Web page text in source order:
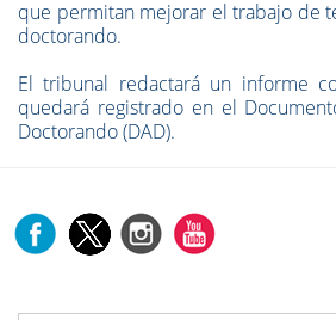
que permitan mejorar el trabajo de
doctorando.
El tribunal redactará un informe
quedará registrado en el
Doctorando (DAD).